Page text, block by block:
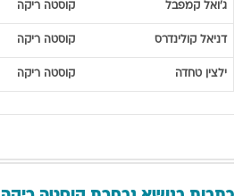
ג'ואל קמפבל קוסטה ריקה
דניאל קולינדרס קוסטה ריקה
ילצין טחדה קוסטה ריקה